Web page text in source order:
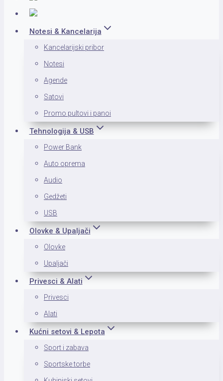
Notesi & Kancelarija
Kancelarijski pribor
Notesi
Agende
Satovi
Promo pultovi i panoi
Tehnologija & USB
Power Bank
Auto oprema
Audio
Gedžeti
USB
Olovke & Upaljači
Olovke
Upaljači
Privesci & Alati
Privesci
Alati
Kućni setovi & Lepota
Sport i zabava
Sportske torbe